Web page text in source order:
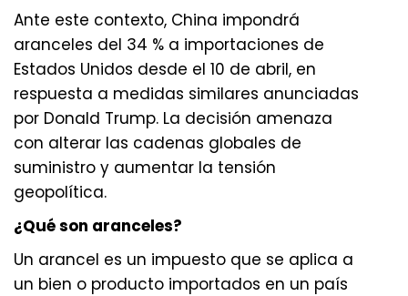
Ante este contexto, China impondrá
aranceles del 34 % a importaciones de
Estados Unidos desde el 10 de abril, en
respuesta a medidas similares anunciadas
por Donald Trump. La decisión amenaza
con alterar las cadenas globales de
suministro y aumentar la tensión
geopolítica.
¿Qué son aranceles?
Un arancel es un impuesto que se aplica a
un bien o producto importados en un país